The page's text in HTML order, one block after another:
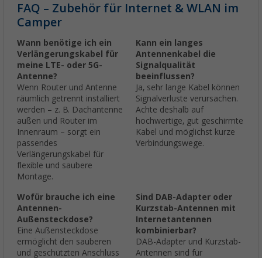
FAQ – Zubehör für Internet & WLAN im
Camper
Wann benötige ich ein
Verlängerungskabel für
meine LTE- oder 5G-
Antenne?
Wenn Router und Antenne
räumlich getrennt installiert
werden – z. B. Dachantenne
außen und Router im
Innenraum – sorgt ein
passendes
Verlängerungskabel für
flexible und saubere
Montage.
Kann ein langes
Antennenkabel die
Signalqualität
beeinflussen?
Ja, sehr lange Kabel können
Signalverluste verursachen.
Achte deshalb auf
hochwertige, gut geschirmte
Kabel und möglichst kurze
Verbindungswege.
Wofür brauche ich eine
Antennen-
Außensteckdose?
Eine Außensteckdose
ermöglicht den sauberen
und geschützten Anschluss
Sind DAB-Adapter oder
Kurzstab-Antennen mit
Internetantennen
kombinierbar?
DAB-Adapter und Kurzstab-
Antennen sind für